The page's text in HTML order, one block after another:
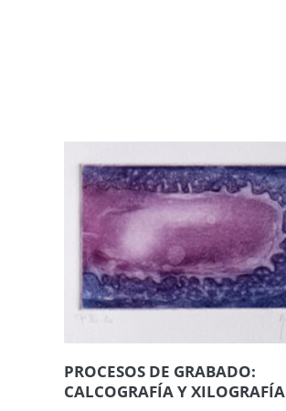
PROCESOS DE GRABADO:
CALCOGRAFÍA Y XILOGRAFÍA